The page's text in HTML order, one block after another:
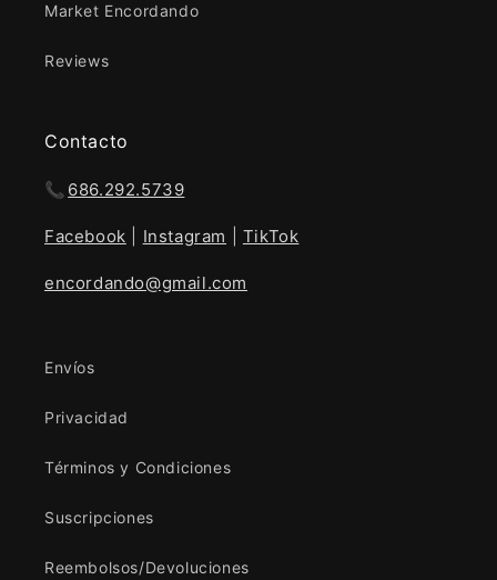
Market Encordando
Reviews
Contacto
📞 686.292.5739
Facebook Instagram TikTok
encordando@gmail.com
Envíos
Privacidad
Términos y Condiciones
Suscripciones
Reembolsos/Devoluciones